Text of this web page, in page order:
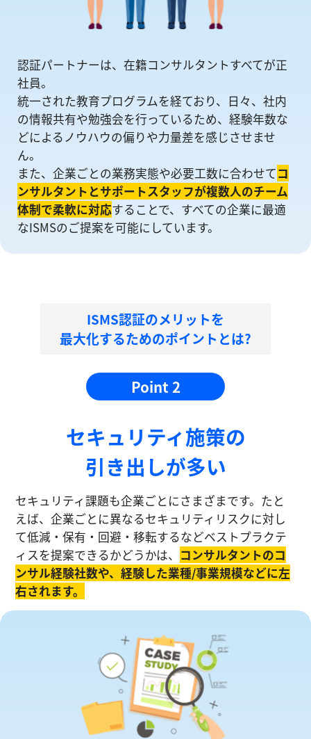
認証パートナーは、在籍コンサルタントすべてが正
社員。
統一された教育プログラムを経ており、日々、社内
の情報共有や勉強会を⾏っているため、経験年数な
どによるノウハウの偏りや⼒量差を感じさせませ
ん。
また、企業ごとの業務実態や必要工数に合わせてコ
ンサルタントとサポートスタッフが複数人のチーム
体制で柔軟に対応することで、すべての企業に最適
なISMSのご提案を可能にしています。
ISMS認証のメリットを
最大化するためのポイントとは?
Point 2
セキュリティ施策の
引き出しが多い
セキュリティ課題も企業ごとにさまざまです。たと
えば、企業ごとに異なるセキュリティリスクに対し
て低減・保有・回避・移転するなどベストプラクテ
ィスを提案できるかどうかは、 コンサルタントのコ
ンサル経験社数や、経験した業種/事業規模などに左
右されます。